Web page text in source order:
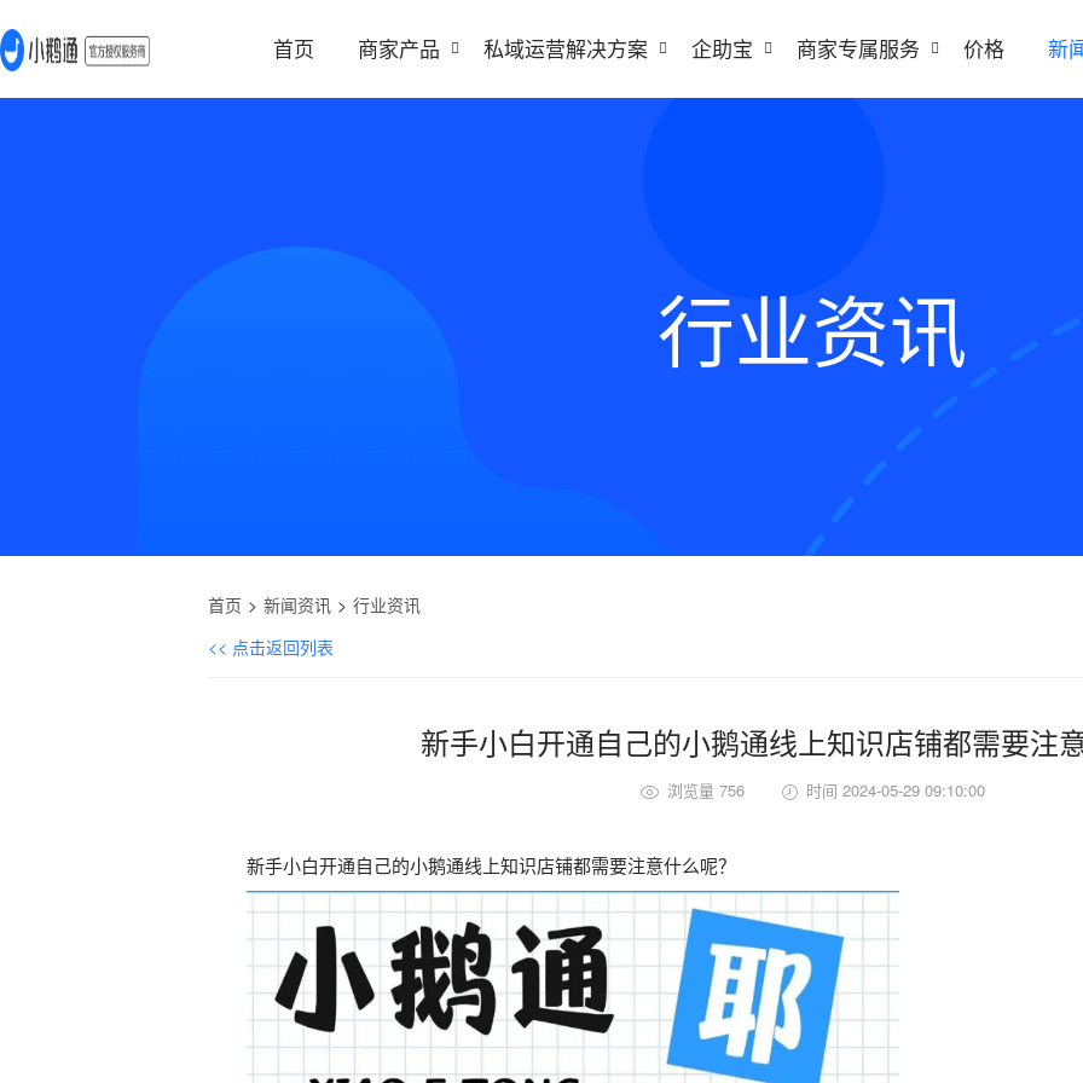
首页 商家产品 私域运营解决方案 企助宝 商家专属服务 价格 新
行业资讯
首页 新闻资讯
行业资讯
<< 点击返回列表
新手小白开通自己的小鹅通线上知识店铺都需要注
浏览量 756 时间 2024-05-29 09:10:00
新手小白开通自己的小鹅通线上知识店铺都需要注意什么呢？